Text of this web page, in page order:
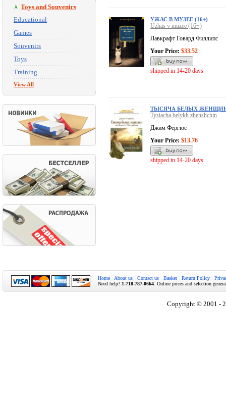
Toys and Souvenirs
Educational
Games
Souvenirs
Toys
Training
View All
УЖАС В МУЗЕЕ (16+)
Uzhas v muzee (16+)
Лавкрафт Говард Филлипс
Your Price: $33.52
shipped in 14-20 days
ТЫСЯЧА БЕЛЫХ
Tysiacha belykh zhenshchin
Джим Фергюс
Your Price: $13.76
shipped in 14-20 days
Home About us Contact us Basket Return Policy
Need help? 1-718-787-0664 . Online prices and selection
Copyright © 2001 -